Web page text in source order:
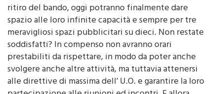
ritiro del bando, oggi potranno finalmente dare
spazio alle loro infinite capacità e sempre per tre
meravigliosi spazi pubblicitari su dieci. Non restate
soddisfatti? In compenso non avranno orari
prestabiliti da rispettare, in modo da poter anche
svolgere anche altre attività, ma tuttavia attenersi
alle direttive di massima dell’ U.O. e garantire la loro